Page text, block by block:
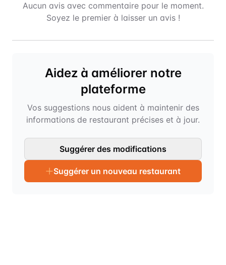
Aucun avis avec commentaire pour le moment.
Soyez le premier à laisser un avis !
Aidez à améliorer notre
plateforme
Vos suggestions nous aident à maintenir des
informations de restaurant précises et à jour.
Suggérer des modifications
Suggérer un nouveau restaurant